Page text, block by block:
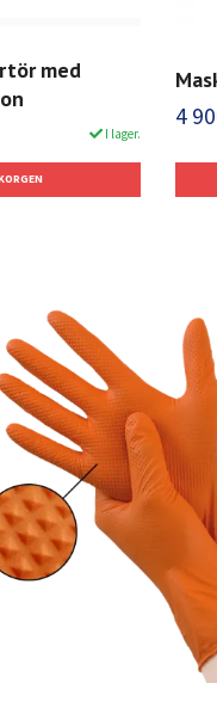
med
I lager.
4